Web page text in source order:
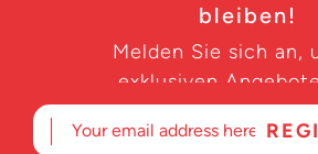
bleiben!
Melden Sie sich an,
exklusiven
Produktneuheiten zu